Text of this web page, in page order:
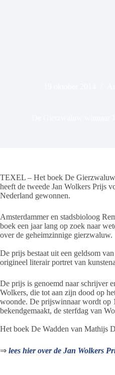
TEXEL – Het boek De
heeft de tweede Jan Wolkers Prijs
Nederland gewonnen.
Amsterdammer en stadsbioloog
boek een jaar lang op zoek naar
over de geheimzinnige gierzwaluw.
De prijs bestaat uit een geldsom
origineel literair portret van
De prijs is genoemd naar schrijver
Wolkers, die tot aan zijn dood op
woonde. De prijswinnaar wordt op
bekendgemaakt, de sterfdag van
Het boek De Wadden van Mathijs
⇒ lees hier over de Jan Wolkers